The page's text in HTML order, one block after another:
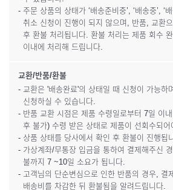
- 주문 상품의 상태가 ‘배송준비중’, ‘배송중’, ‘
취소 신청이 진행이 되지 않으며, 반품, 교환
후 환불 처리됩니다. 환불 처리는 제품 회수
이내에 처리해 드립니다.
교환/반품/환불
- 교환은 '배송완료'의 상태일 때 신청이 가능하
신청하실 수 있습니다.
- 반품 교환 시점은 제품 수령일로부터 7일 이
후 불가) 수령 받은 상태로 제품이 선회수되어
- 상품 상태를 당사에서 확인 후 환불이 진행됩
- 가상계좌/무통장 입금을 통하여 결제해주신
불까지 7 ~10일 소요가 됩니다.
- 고객님의 단순변심으로 인한 반품의 경우, 결
배송비를 차감한 뒤 환불됨을 알려드립니다.